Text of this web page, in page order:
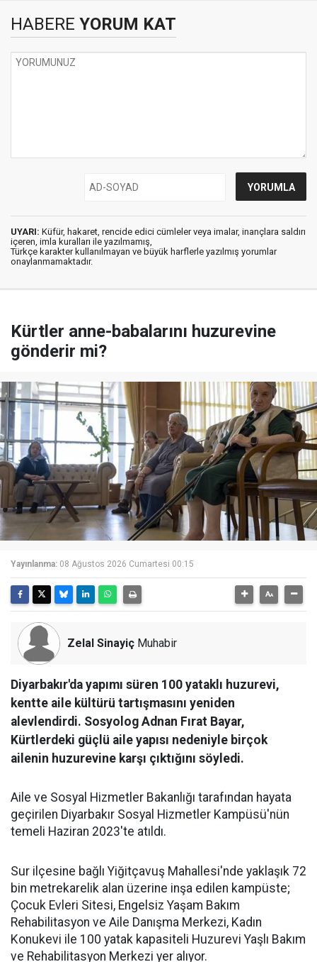
HABERE YORUM KAT
UYARI: Küfür, hakaret, rencide edici cümleler veya imalar, inançlara saldırı
içeren, imla kuralları ile yazılmamış,
Türkçe karakter kullanılmayan ve büyük harflerle yazılmış yorumlar
onaylanmamaktadır.
Kürtler anne-babalarını huzurevine
gönderir mi?
Yayınlanma: 08 Ağustos 2026 Cumartesi 00:15
Zelal Sinayiç Muhabir
Diyarbakır'da yapımı süren 100 yataklı huzurevi,
kentte aile kültürü tartışmasını yeniden
alevlendirdi. Sosyolog Adnan Fırat Bayar,
Kürtlerdeki güçlü aile yapısı nedeniyle birçok
ailenin huzurevine karşı çıktığını söyledi.
Aile ve Sosyal Hizmetler Bakanlığı tarafından hayata
geçirilen Diyarbakır Sosyal Hizmetler Kampüsü'nün
temeli Haziran 2023'te atıldı.
Sur ilçesine bağlı Yiğitçavuş Mahallesi'nde yaklaşık 72
bin metrekarelik alan üzerine inşa edilen kampüste;
Çocuk Evleri Sitesi, Engelsiz Yaşam Bakım
Rehabilitasyon ve Aile Danışma Merkezi, Kadın
Konukevi ile 100 yatak kapasiteli Huzurevi Yaşlı Bakım
ve Rehabilitasyon Merkezi yer alıyor.